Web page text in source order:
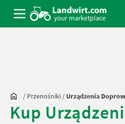
/ Przenośniki / Urządzenia
Kup